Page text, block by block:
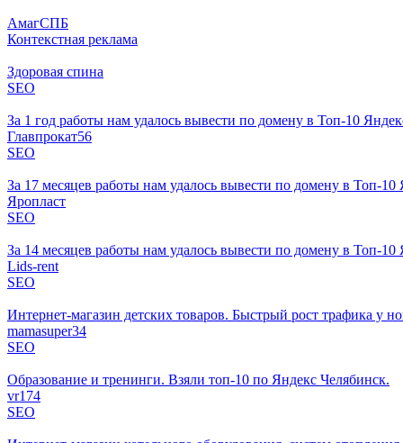
АмагСПБ
Контекстная реклама
Здоровая спина
SEO
За 1 год работы нам удалось вывести по домену в Топ-10
Главпрокат56
SEO
За 17 месяцев работы нам удалось вывести по домену в Топ-10
Яропласт
SEO
За 14 месяцев работы нам удалось вывести по домену в Топ-10
Lids-rent
SEO
Интернет-магазин детских товаров. Быстрый рост трафика у
mamasuper34
SEO
Образование и тренинги. Взяли топ-10 по Яндекс Челябинск.
vr174
SEO